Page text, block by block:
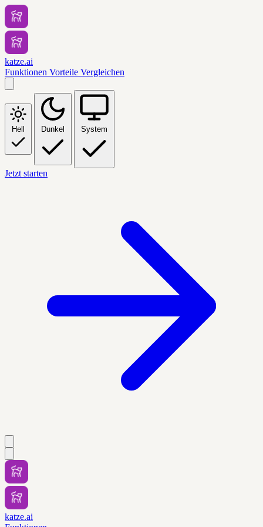
katze.ai
Funktionen Vorteile Vergleichen
Hell Dunkel System
Jetzt starten
katze.ai